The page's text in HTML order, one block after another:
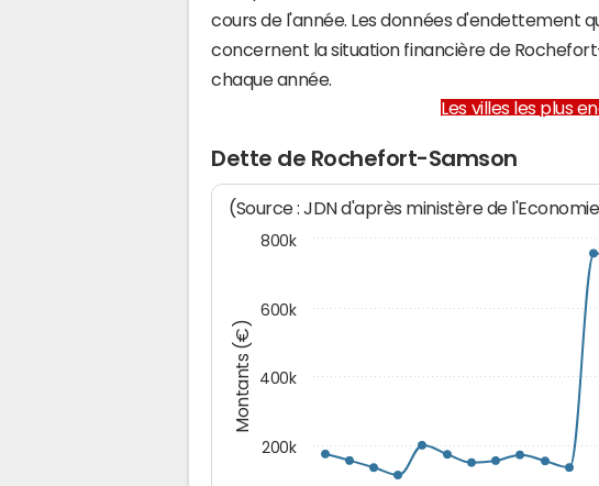
cours de l'année. Les données d'endettement
concernent la situation financière de
chaque année.
Les villes les plus
Dette de Rochefort-Samson
Montants (€)
(Source : JDN d'après ministère de
200k
400k
600k
800k